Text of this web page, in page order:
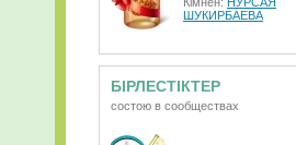
ШУКИРБАЕВА
БІРЛЕСТІКТЕР
состою в сообществах